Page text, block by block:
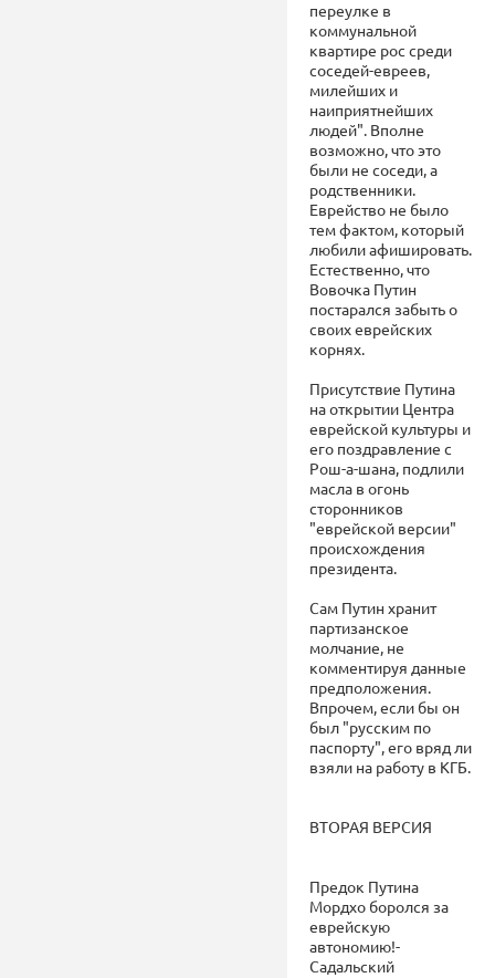
переулке в
коммунальной
квартире рос среди
соседей-евреев,
милейших и
наиприятнейших
людей". Вполне
возможно, что это
были не соседи, а
родственники.
Еврейство не было
тем фактом, который
любили афишировать.
Естественно, что
Вовочка Путин
постарался забыть о
своих еврейских
корнях.
Присутствие Путина
на открытии Центра
еврейской культуры и
его поздравление с
Рош-а-шана, подлили
масла в огонь
сторонников
"еврейской версии"
происхождения
президента.
Сам Путин хранит
партизанское
молчание, не
комментируя данные
предположения.
Впрочем, если бы он
был "русским по
паспорту", его вряд ли
взяли на работу в КГБ.
ВТОРАЯ ВЕРСИЯ
Предок Путина
Мордхо боролся за
еврейскую
автономию!-
Садальский